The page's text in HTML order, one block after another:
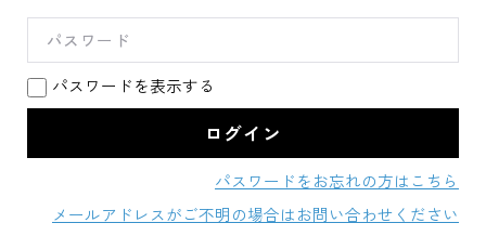
パスワードを表示する
パスワードをお忘れの方はこちら
メールアドレスがご不明の場合はお問い合わせください